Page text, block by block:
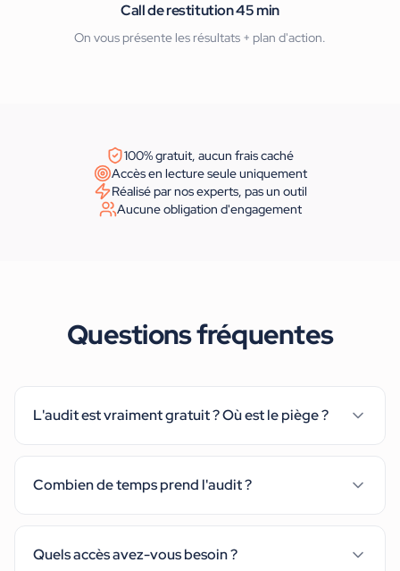
Call de restitution 45 min
On vous présente les résultats + plan d'action.
100% gratuit, aucun frais caché
Accès en lecture seule uniquement
Réalisé par nos experts, pas un outil
Aucune obligation d'engagement
Questions fréquentes
L'audit est vraiment gratuit ? Où est le piège ?
Combien de temps prend l'audit ?
Quels accès avez-vous besoin ?